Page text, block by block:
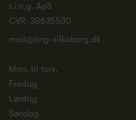
t.i.n.g. ApS
CVR: 38635530
mail@ting-silkeborg.dk
Man. til tors.
Fredag
Lørdag
Søndag